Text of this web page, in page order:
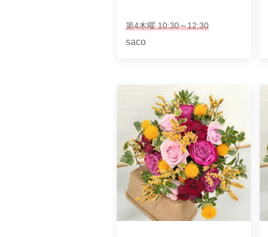
第4木曜 10:30～12:30
saco